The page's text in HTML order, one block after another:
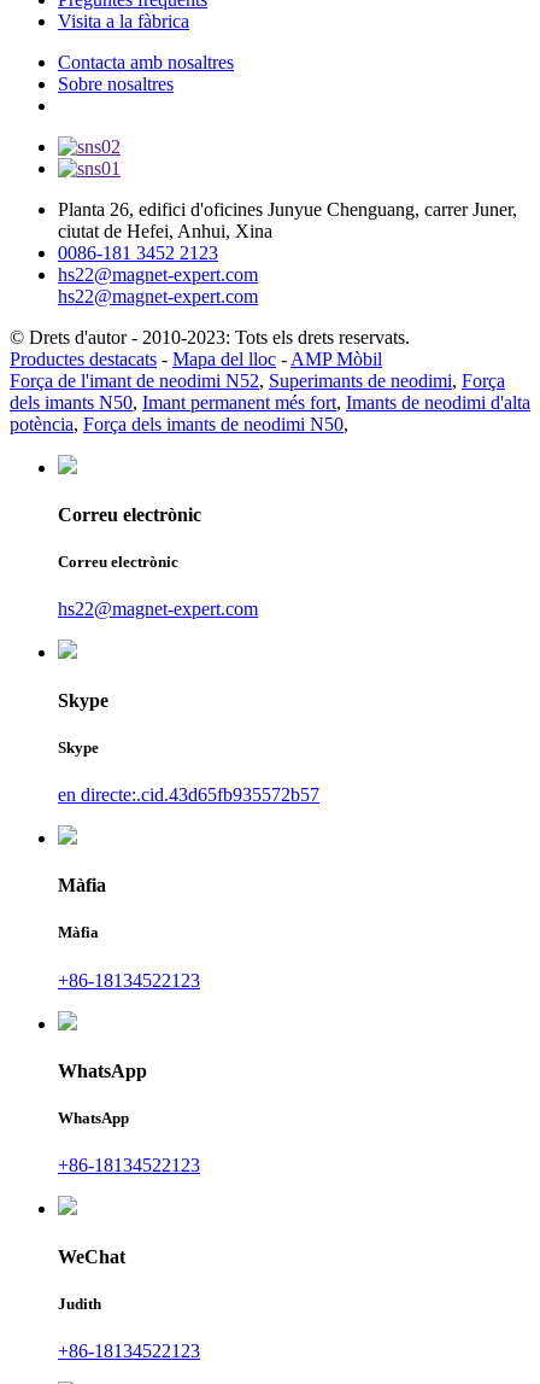
Visita a la fàbrica
Contacta amb nosaltres
Sobre nosaltres
Planta 26, edifici d'oficines Junyue Chenguang, carrer Juner,
ciutat de Hefei, Anhui, Xina
0086-181 3452 2123
hs22@magnet-expert.com
hs22@magnet-expert.com
© Drets d'autor - 2010-2023: Tots els drets reservats.
Productes destacats - Mapa del lloc - AMP Mòbil
Força de l'imant de neodimi N52, Superimants de neodimi, Força
dels imants N50, Imant permanent més fort, Imants de neodimi d'alta
potència, Força dels imants de neodimi N50,
Correu electrònic
Correu electrònic
hs22@magnet-expert.com
Skype
Skype
en directe:.cid.43d65fb935572b57
Màfia
Màfia
+86-18134522123
WhatsApp
WhatsApp
+86-18134522123
WeChat
Judith
+86-18134522123